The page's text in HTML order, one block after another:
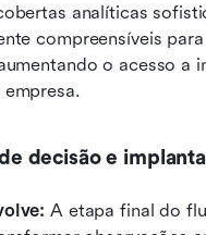
analíticas
compreensíveis
o acesso a
decisão e
A etapa final do